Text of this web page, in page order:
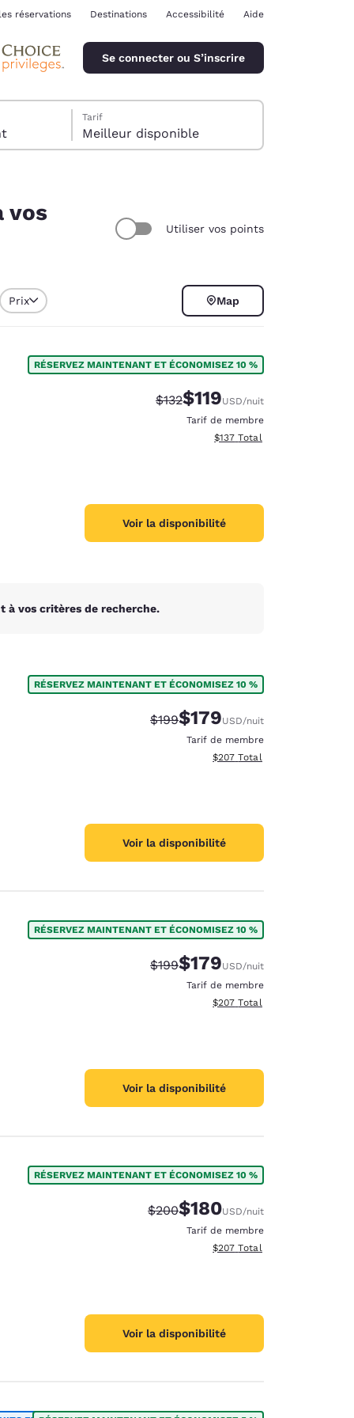
réservations Destinations Accessibilité Aide
Se connecter ou S’inscrire
Tarif
Meilleur disponible
vos
Utiliser vos points
Prix Map
RÉSERVEZ MAINTENANT ET ÉCONOMISEZ 10 %
Tarif barré :
$132Tarif réduit :
$119USD/nuit
Tarif de membre
Afficher les détails totaux
$137 Total
Voir la disponibilité
à vos critères de recherche.
RÉSERVEZ MAINTENANT ET ÉCONOMISEZ 10 %
Tarif barré :
$199Tarif réduit :
$179USD/nuit
Tarif de membre
Afficher les détails totaux
$207 Total
Voir la disponibilité
RÉSERVEZ MAINTENANT ET ÉCONOMISEZ 10 %
Tarif barré :
$199Tarif réduit :
$179USD/nuit
Tarif de membre
Afficher les détails totaux
$207 Total
Voir la disponibilité
RÉSERVEZ MAINTENANT ET ÉCONOMISEZ 10 %
Tarif barré :
$200Tarif réduit :
$180USD/nuit
Tarif de membre
Afficher les détails totaux
$207 Total
Voir la disponibilité